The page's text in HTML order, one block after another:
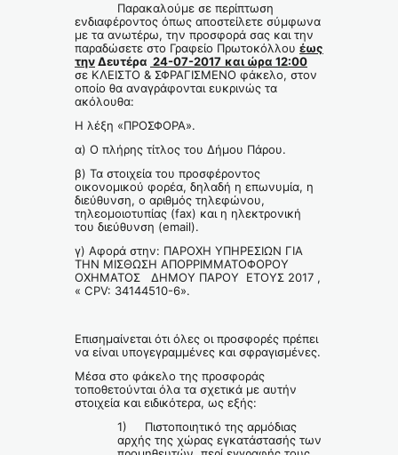
Παρακαλούμε σε περίπτωση
ενδιαφέροντος όπως αποστείλετε σύμφωνα
με τα ανωτέρω, την προσφορά σας και την
παραδώσετε στο Γραφείο Πρωτοκόλλου έως
τηνΔευτέρα 24-07-2017 και ώρα 12:00
σε ΚΛΕΙΣΤΟ & ΣΦΡΑΓΙΣΜΕΝΟ φάκελο, στον
οποίο θα αναγράφονται ευκρινώς τα
ακόλουθα:
Η λέξη «ΠΡΟΣΦΟΡΑ».
α) Ο πλήρης τίτλος του Δήμου Πάρου.
β) Τα στοιχεία του προσφέροντος
οικονομικού φορέα, δηλαδή η επωνυμία, η
διεύθυνση, ο αριθμός τηλεφώνου,
τηλεομοιοτυπίας (fax) και η ηλεκτρονική
του διεύθυνση (email).
γ) Αφορά στην: ΠΑΡΟΧΗ ΥΠΗΡΕΣΙΩΝ ΓΙΑ
ΤΗΝ ΜΙΣΘΩΣΗ ΑΠΟΡΡΙΜΜΑΤΟΦΟΡΟΥ
ΟΧΗΜΑΤΟΣ ΔΗΜΟΥ ΠΑΡΟΥ ΕΤΟΥΣ 2017 ,
« CPV: 34144510-6».
Επισημαίνεται ότι όλες οι προσφορές πρέπει
να είναι υπογεγραμμένες και σφραγισμένες.
Μέσα στο φάκελο της προσφοράς
τοποθετούνται όλα τα σχετικά με αυτήν
στοιχεία και ειδικότερα, ως εξής:
1) Πιστοποιητικό της αρμόδιας
αρχής της χώρας εγκατάστασής των